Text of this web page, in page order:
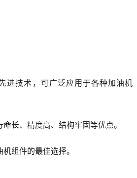
进技术，可广泛应用于各种加油机
长、精度高、结构牢固等优点。
组件的最佳选择。